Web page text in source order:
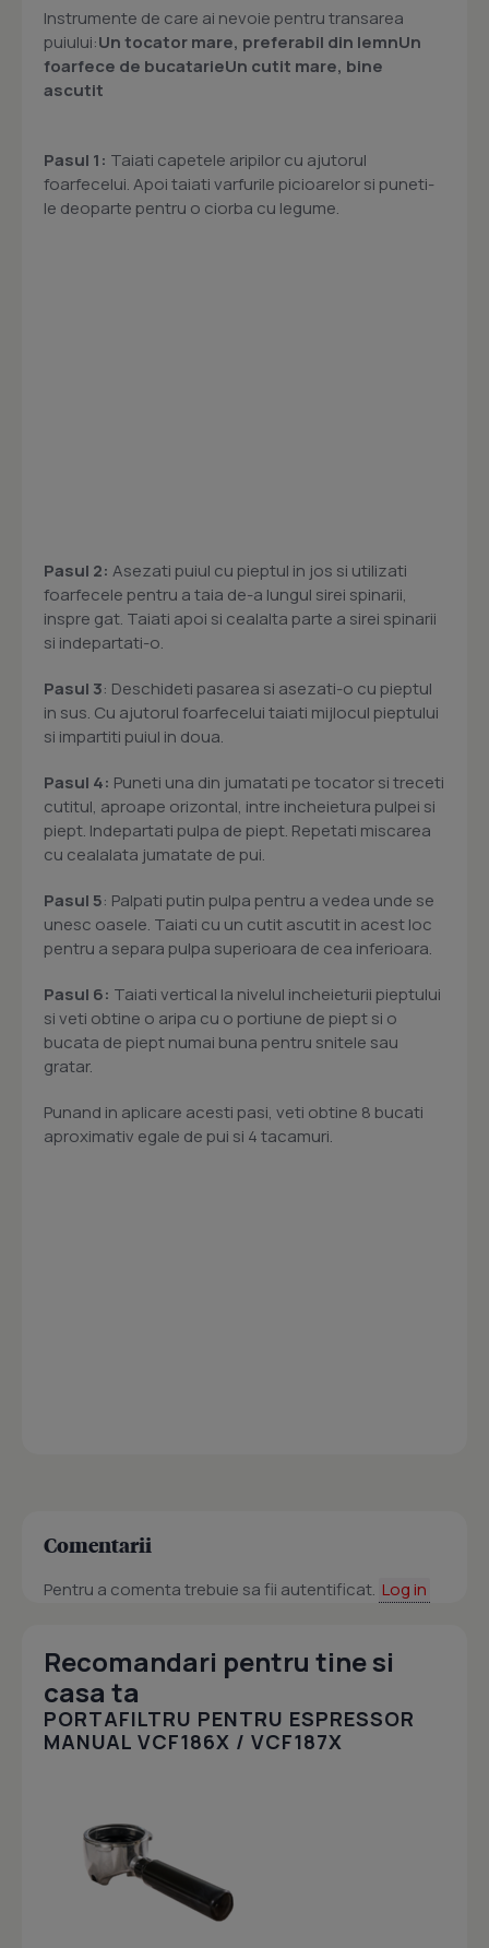
Instrumente de care ai nevoie pentru transarea
puiului:Un tocator mare, preferabil din lemnUn
foarfece de bucatarieUn cutit mare, bine
ascutit
Pasul 1: Taiati capetele aripilor cu ajutorul
foarfecelui. Apoi taiati varfurile picioarelor si puneti-
le deoparte pentru o ciorba cu legume.
Pasul 2: Asezati puiul cu pieptul in jos si utilizati
foarfecele pentru a taia de-a lungul sirei spinarii,
inspre gat. Taiati apoi si cealalta parte a sirei spinarii
si indepartati-o.
Pasul 3: Deschideti pasarea si asezati-o cu pieptul
in sus. Cu ajutorul foarfecelui taiati mijlocul pieptului
si impartiti puiul in doua.
Pasul 4: Puneti una din jumatati pe tocator si treceti
cutitul, aproape orizontal, intre incheietura pulpei si
piept. Indepartati pulpa de piept. Repetati miscarea
cu cealalata jumatate de pui.
Pasul 5: Palpati putin pulpa pentru a vedea unde se
unesc oasele. Taiati cu un cutit ascutit in acest loc
pentru a separa pulpa superioara de cea inferioara.
Pasul 6: Taiati vertical la nivelul incheieturii pieptului
si veti obtine o aripa cu o portiune de piept si o
bucata de piept numai buna pentru snitele sau
gratar.
Punand in aplicare acesti pasi, veti obtine 8 bucati
aproximativ egale de pui si 4 tacamuri.
Comentarii
Pentru a comenta trebuie sa fii autentificat. Log in
Recomandari pentru tine si
casa ta
PORTAFILTRU PENTRU ESPRESSOR
MANUAL VCF186X / VCF187X